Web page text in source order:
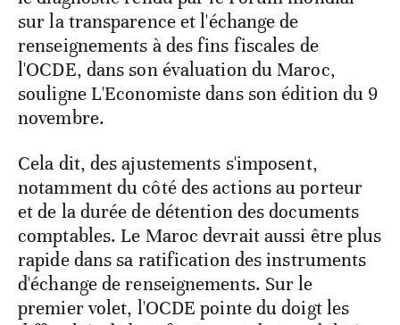
sur la transparence et l'échange de
renseignements à des fins fiscales de
l'OCDE, dans son évaluation du Maroc,
souligne L'Economiste dans son édition du 9
novembre.
Cela dit, des ajustements s'imposent,
notamment du côté des actions au porteur
et de la durée de détention des documents
comptables. Le Maroc devrait aussi être plus
rapide dans sa ratification des instruments
d'échange de renseignements. Sur le
premier volet, l'OCDE pointe du doigt les